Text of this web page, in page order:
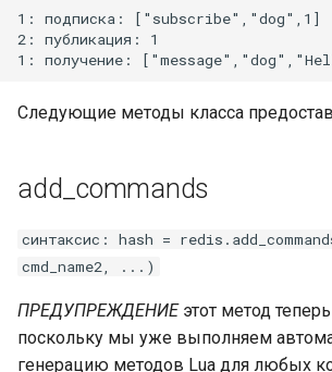
1: подписка: ["subscribe","dog",1]
2: публикация: 1
Следующие методы класса
add_commands
синтаксис: hash =
cmd_name2, ...)
ПРЕДУПРЕЖДЕНИЕэтот метод
поскольку мы уже выполняем
генерацию методов Lua для любых